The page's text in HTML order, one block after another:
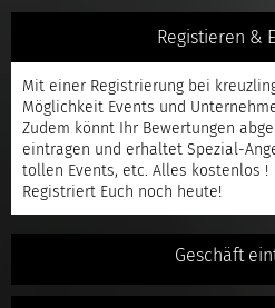
Registieren &
Mit einer Registrierung bei
Möglichkeit Events und
Zudem könnt Ihr Bewertungen
eintragen und erhaltet Spezial-
tollen Events, etc. Alles kostenlos !
Registriert Euch noch heute!
Geschäft